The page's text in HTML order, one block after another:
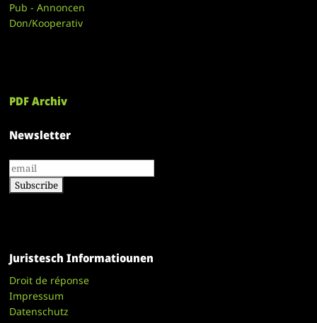
Pub - Annoncen
Don/Kooperativ
PDF Archiv
Newsletter
Juristesch Informatiounen
Droit de réponse
Impressum
Datenschutz